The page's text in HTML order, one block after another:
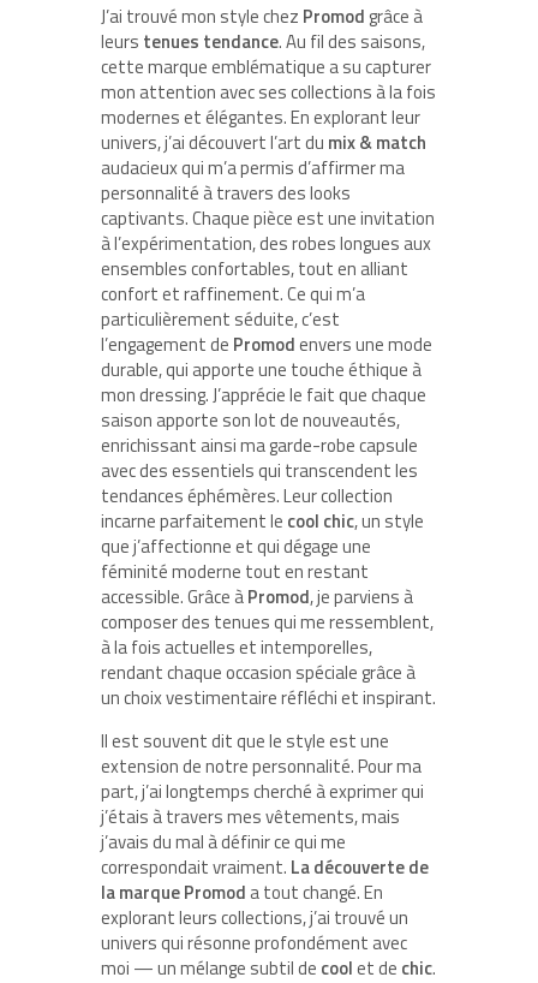
J’ai trouvé mon style chez Promod grâce à
leurs tenues tendance. Au fil des saisons,
cette marque emblématique a su capturer
mon attention avec ses collections à la fois
modernes et élégantes. En explorant leur
univers, j’ai découvert l’art du mix & match
audacieux qui m’a permis d’affirmer ma
personnalité à travers des looks
captivants. Chaque pièce est une invitation
à l’expérimentation, des robes longues aux
ensembles confortables, tout en alliant
confort et raffinement. Ce qui m’a
particulièrement séduite, c’est
l’engagement de Promodenvers une mode
durable, qui apporte une touche éthique à
mon dressing. J’apprécie le fait que chaque
saison apporte son lot de nouveautés,
enrichissant ainsi ma garde-robe capsule
avec des essentiels qui transcendent les
tendances éphémères. Leur collection
incarne parfaitement le cool chic, un style
que j’affectionne et qui dégage une
féminité moderne tout en restant
accessible. Grâce àPromod, je parviens à
composer des tenues qui me ressemblent,
à la fois actuelles et intemporelles,
rendant chaque occasion spéciale grâce à
un choix vestimentaire réfléchi et inspirant.
Il est souvent dit que le style est une
extension de notre personnalité. Pour ma
part, j’ai longtemps cherché à exprimer qui
j’étais à travers mes vêtements, mais
j’avais du mal à définir ce qui me
correspondait vraiment. La découverte de
la marque Promod a tout changé. En
explorant leurs collections, j’ai trouvé un
univers qui résonne profondément avec
moi — un mélange subtil de coolet de chic.